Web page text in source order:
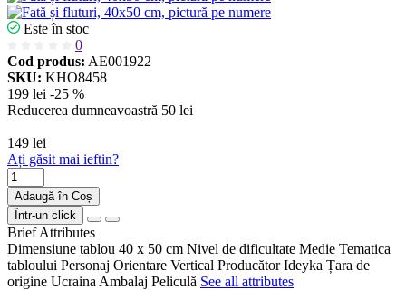
Este în stoc
0
Cod produs: AE001922
SKU: KHO8458
199 lei -25 %
Reducerea dumneavoastră 50 lei
149 lei
Ați găsit mai ieftin?
Adaugă în Coș
Într-un click
Brief Attributes
Dimensiune tablou 40 x 50 cm Nivel de dificultate Medie Tematica
tabloului Personaj Orientare Vertical Producător Ideyka Țara de
origine Ucraina Ambalaj Peliculă See all attributes